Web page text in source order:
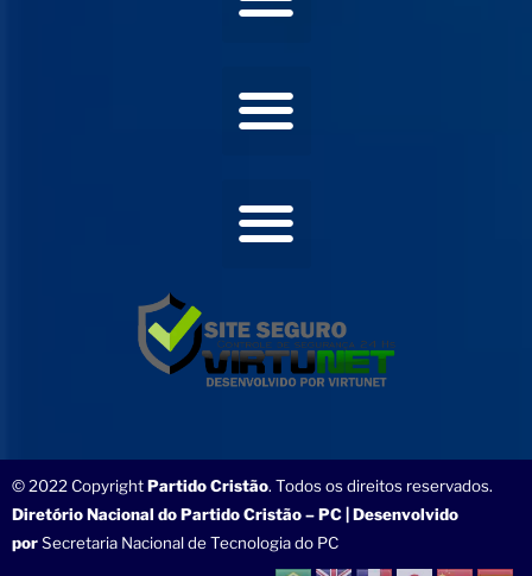
© 2022 CopyrightPartido Cristão. Todos os direitos reservados.
Diretório Nacional do Partido Cristão – PC | Desenvolvido
porSecretaria Nacional de Tecnologia do PC